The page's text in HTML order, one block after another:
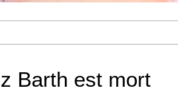
Barth est mort